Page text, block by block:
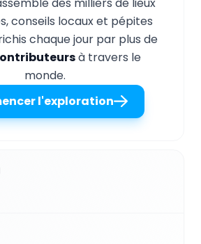
des milliers de lieux
conseils locaux et pépites
chaque jour par plus de
à travers le
monde.
l'exploration